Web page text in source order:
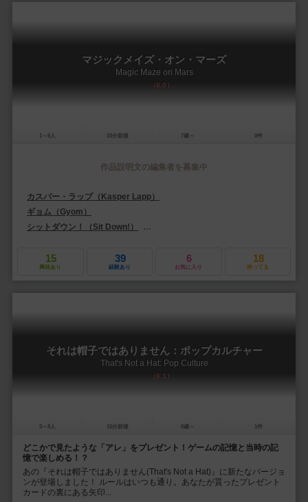
マジックメイズ・オン・マーズ
Magic Maze on Mars
6.0
1～6人 15分前後 7歳～ 0件
作品説明文の編集者を募集中
カスパー・ラップ（Kasper Lapp）
ギョム（Gyom）
シットダウン！（Sit Down!）
2トマト・ゲームズ（2Tomatoes Games）
15
興味あり
39
経験あり
6
お気に入り
18
持ってる
それは帽子ではありません：ポップカルチャー
That's Not a Hat: Pop Culture
6.1
3～8人 15分前後 8歳～ 1件
どこかで見たような「アレ」をプレゼント！ゲームの記憶と当時の記
憶で楽しめる！？
あの『それは帽子ではありません(That's Not a Hat)』に新たなバージョ
ンが登場しました！ ルールはいつも通り。あなたが貰ったプレゼント
カードの裏にある矢印...